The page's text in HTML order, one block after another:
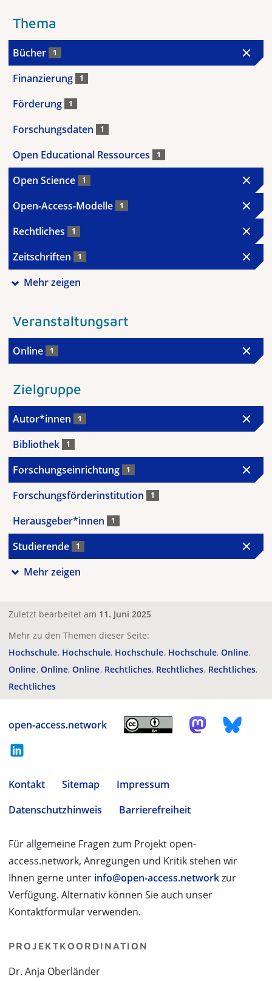
Thema
Bücher 1
Finanzierung 1
Förderung 1
Forschungsdaten 1
Open Educational Ressources 1
Open Science 1
Open-Access-Modelle 1
Rechtliches 1
Zeitschriften 1
Mehr zeigen
Veranstaltungsart
Online 1
Zielgruppe
Autor*innen 1
Bibliothek 1
Forschungseinrichtung 1
Forschungsförderinstitution 1
Herausgeber*innen 1
Studierende 1
Mehr zeigen
Zuletzt bearbeitet am 11. Juni 2025
Mehr zu den Themen dieser Seite:
Hochschule Hochschule Hochschule Hochschule Online
Online Online Online Rechtliches Rechtliches Rechtliches
Rechtliches
open-access.network
Kontakt Sitemap
Impressum
Datenschutzhinweis
Barrierefreiheit
Für allgemeine Fragen zum Projekt open-
access.network, Anregungen und Kritik stehen wir
Ihnen gerne unter info@open-access.networkzur
Verfügung. Alternativ können Sie auch unser
Kontaktformular verwenden.
PROJEKTKOORDINATION
Dr. Anja Oberländer